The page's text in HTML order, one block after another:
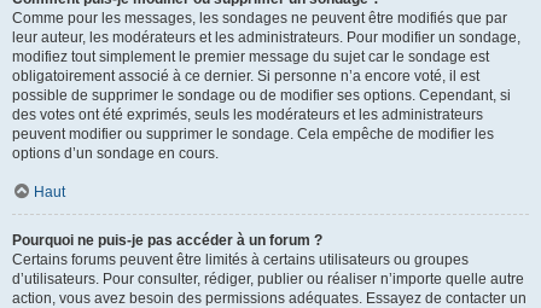
Comme pour les messages, les sondages ne peuvent être modifiés que par
leur auteur, les modérateurs et les administrateurs. Pour modifier un sondage,
modifiez tout simplement le premier message du sujet car le sondage est
obligatoirement associé à ce dernier. Si personne n’a encore voté, il est
possible de supprimer le sondage ou de modifier ses options. Cependant, si
des votes ont été exprimés, seuls les modérateurs et les administrateurs
peuvent modifier ou supprimer le sondage. Cela empêche de modifier les
options d’un sondage en cours.
Haut
Pourquoi ne puis-je pas accéder à un forum ?
Certains forums peuvent être limités à certains utilisateurs ou groupes
d’utilisateurs. Pour consulter, rédiger, publier ou réaliser n’importe quelle autre
action, vous avez besoin des permissions adéquates. Essayez de contacter un